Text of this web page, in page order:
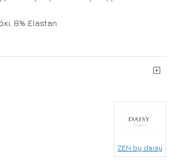
8% Elastan
ZEN by daisy